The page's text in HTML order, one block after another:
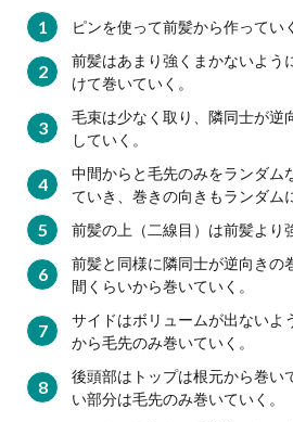
髪が
ぱさ
つく
トリ
ート
メン
トを
しっ
かり
と
4.4
ワッ
クス
アア
イロ
ピンを使って前髪から作ってい
前髪はあまり強くまかないよう
けて巻いていく。
毛束は少なく取り、隣同士が逆
していく。
中間からと毛先のみをランダム
ていき、巻きの向きもランダム
前髪の上（二線目）は前髪より
前髪と同様に隣同士が逆向きの
間くらいから巻いていく。
サイドはボリュームが出ないよ
から毛先のみ巻いていく。
後頭部はトップは根元から巻い
い部分は毛先のみ巻いていく。